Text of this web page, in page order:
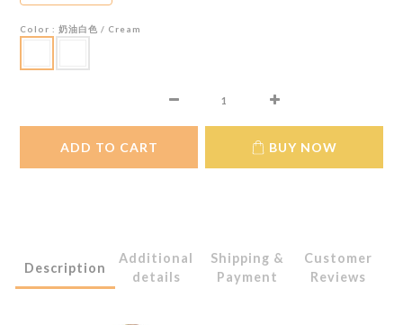
Color : 奶油白色 / Cream
ADD TO CART BUY NOW
Description
Additional
details
Shipping &
Payment
Customer
Reviews